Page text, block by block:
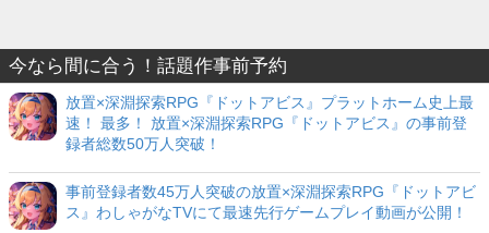
今なら間に合う！話題作事前予約
放置×深淵探索RPG『ドットアビス』プラットホーム史上最
速！ 最多！ 放置×深淵探索RPG『ドットアビス』の事前登
録者総数50万人突破！
事前登録者数45万人突破の放置×深淵探索RPG『ドットアビ
ス』わしゃがなTVにて最速先行ゲームプレイ動画が公開！